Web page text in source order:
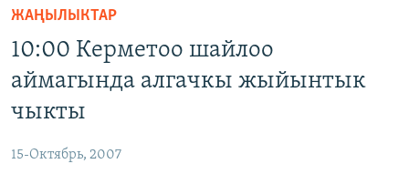
өтүңүз
салыңыз
МАДАНИЯТ
ТВ ПРОГРАММАЛАР
ЖАҢЫЛЫКТАР
10:00 Керметоо шайлоо
аймагында алгачкы жыйынтык
чыкты
15-Октябрь, 2007